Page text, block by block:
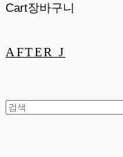
Cart장바구니
AFTER J